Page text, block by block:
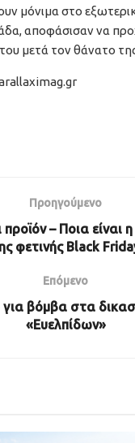
μόνιμα στο
αποφάσισαν να
μετά τον θάνατο της
Προηγούμενο
προϊόν – Ποια είναι
φετινής Black
Επόμενο
βόμβα στα
«Ευελπίδων»